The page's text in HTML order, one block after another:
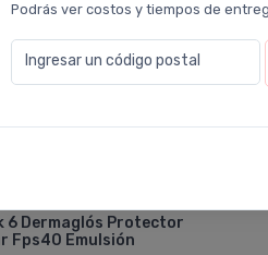
Podrás ver costos y tiempos de
Ingresar un código postal
6 Dermaglós Protector
Fps40 Emulsión